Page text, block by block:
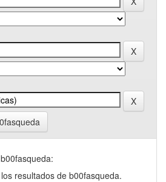
resultados de b00fasqueda.